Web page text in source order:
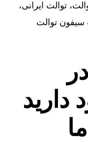
توالت ایرانی،
سیفون توالت
دارید